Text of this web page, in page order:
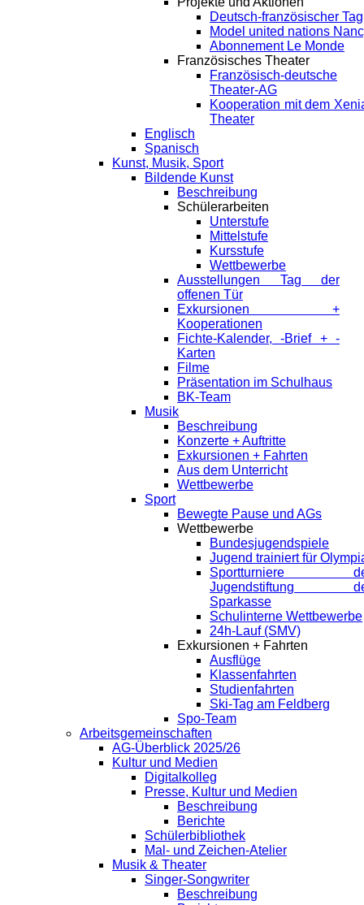
Deutsch-französischer Tag
Model united nations
Abonnement Le Monde
Französisches Theater
Französisch-deutsche
Theater-AG
Kooperation mit dem
Theater
Englisch
Spanisch
Kunst, Musik, Sport
Bildende Kunst
Beschreibung
Schülerarbeiten
Unterstufe
Mittelstufe
Kursstufe
Wettbewerbe
Ausstellungen Tag der
offenen Tür
Exkursionen +
Kooperationen
Fichte-Kalender, -Brief + -
Karten
Filme
Präsentation im Schulhaus
BK-Team
Musik
Beschreibung
Konzerte + Auftritte
Exkursionen + Fahrten
Aus dem Unterricht
Wettbewerbe
Sport
Bewegte Pause und AGs
Wettbewerbe
Bundesjugendspiele
Jugend trainiert für
Sportturniere
Jugendstiftung
Sparkasse
Schulinterne Wettbewerbe
24h-Lauf (SMV)
Exkursionen + Fahrten
Ausflüge
Klassenfahrten
Studienfahrten
Ski-Tag am Feldberg
Spo-Team
Arbeitsgemeinschaften
AG-Überblick 2025/26
Kultur und Medien
Digitalkolleg
Presse, Kultur und Medien
Beschreibung
Berichte
Schülerbibliothek
Mal- und Zeichen-Atelier
Musik & Theater
Singer-Songwriter
Beschreibung